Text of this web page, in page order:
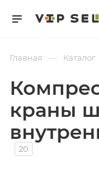
Главная — Каталог
краны
20